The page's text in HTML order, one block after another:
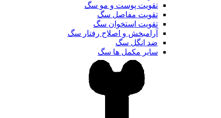
تقویت پوست و مو سگ
تقویت مفاصل سگ
تقویت استخوان سگ
آرامبخش و اصلاح رفتار سگ
ضد انگل سگ
سایر مکمل ها سگ